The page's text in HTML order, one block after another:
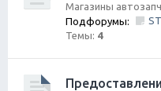
Магазины
Подфорумы:
Темы: 4